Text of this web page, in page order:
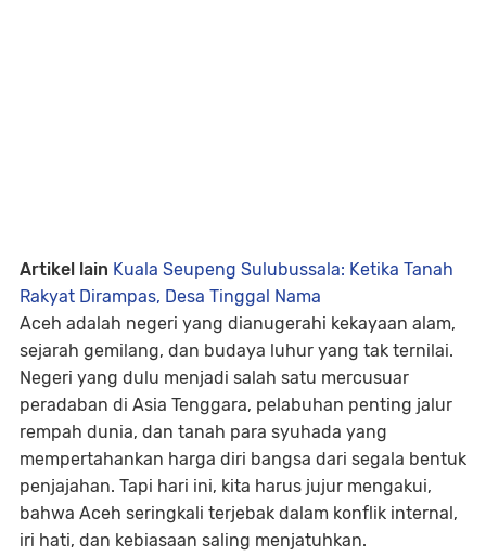
Artikel lain Kuala Seupeng Sulubussala: Ketika Tanah
Rakyat Dirampas, Desa Tinggal Nama
Aceh adalah negeri yang dianugerahi kekayaan alam,
sejarah gemilang, dan budaya luhur yang tak ternilai.
Negeri yang dulu menjadi salah satu mercusuar
peradaban di Asia Tenggara, pelabuhan penting jalur
rempah dunia, dan tanah para syuhada yang
mempertahankan harga diri bangsa dari segala bentuk
penjajahan. Tapi hari ini, kita harus jujur mengakui,
bahwa Aceh seringkali terjebak dalam konflik internal,
iri hati, dan kebiasaan saling menjatuhkan.